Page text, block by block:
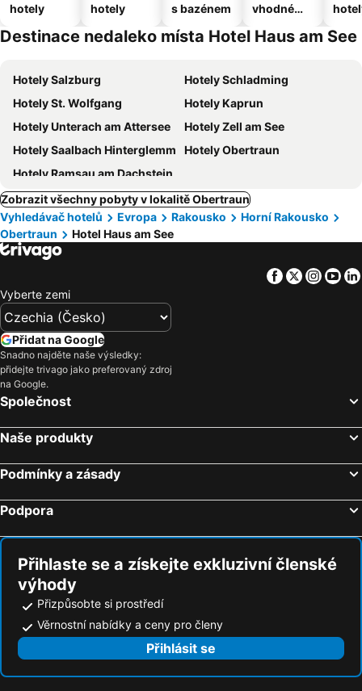
hotely
hotely
s bazénem
vhodné
domácí
Destinace nedaleko místa Hotel Haus am See
Hotely Salzburg
Hotely Schladming
Hotely St. Wolfgang
Hotely Kaprun
Hotely Unterach am Attersee
Hotely Zell am See
Hotely Saalbach Hinterglemm
Hotely Obertraun
Hotely Ramsau am Dachstein
Zobrazit všechny pobyty v lokalitě Obertraun
Vyhledávač hotelů
Evropa Rakousko
Horní Rakousko
Obertraun
Hotel Haus am See
Facebook
Twitter
Vyberte zemi
Přidat na Google
Snadno najděte naše výsledky:
přidejte trivago jako preferovaný zdroj
na Google.
Společnost
Naše produkty
Podmínky a zásady
Podpora
Přihlaste se a získejte exkluzivní členské
výhody
Přizpůsobte si prostředí
Věrnostní nabídky a ceny pro členy
Přihlásit se